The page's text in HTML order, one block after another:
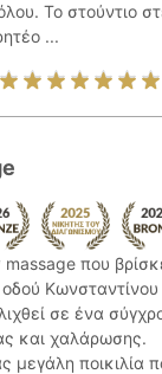
Το στούντιο
...
που
σε ένα
και χαλάρωσης.
μεγάλη ποικιλία